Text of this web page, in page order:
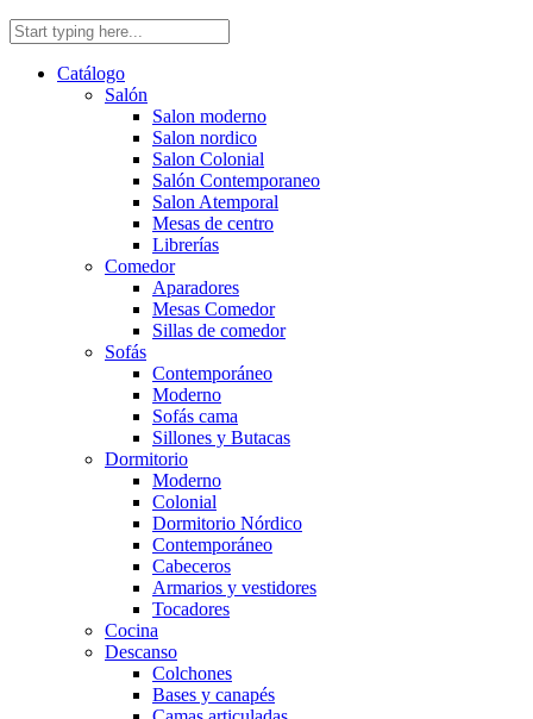
Catálogo
Salón
Salon moderno
Salon nordico
Salon Colonial
Salón Contemporaneo
Salon Atemporal
Mesas de centro
Librerías
Comedor
Aparadores
Mesas Comedor
Sillas de comedor
Sofás
Contemporáneo
Moderno
Sofás cama
Sillones y Butacas
Dormitorio
Moderno
Colonial
Dormitorio Nórdico
Contemporáneo
Cabeceros
Armarios y vestidores
Tocadores
Cocina
Descanso
Colchones
Bases y canapés